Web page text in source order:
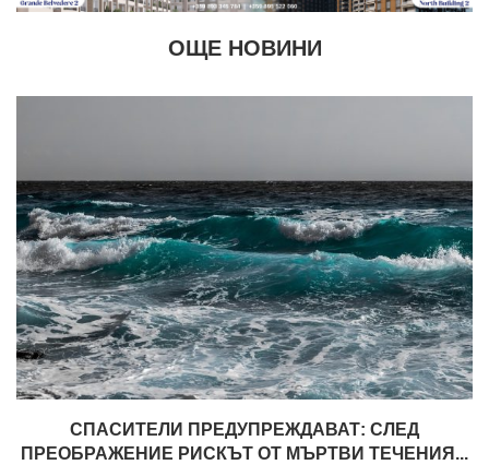
ОЩЕ НОВИНИ
СПАСИТЕЛИ ПРЕДУПРЕЖДАВАТ: СЛЕД
ПРЕОБРАЖЕНИЕ РИСКЪТ ОТ МЪРТВИ ТЕЧЕНИЯ...